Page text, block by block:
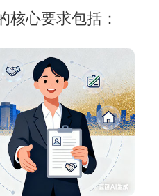
心要求包括：